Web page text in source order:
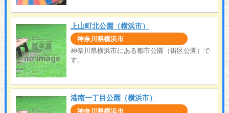
上山町北公園（横浜市）
神奈川県横浜市
神奈川県横浜市にある都市公園（街区公園）で
す。
港南一丁目公園（横浜市）
神奈川県横浜市